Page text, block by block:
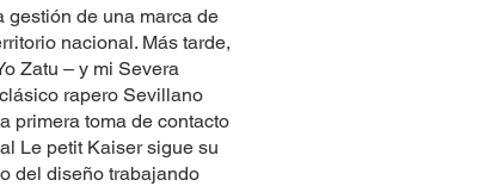
gestión de una marca de
nacional. Más tarde,
Zatu – y mi Severa
rapero Sevillano
primera toma de contacto
Le petit Kaiser sigue su
del diseño trabajando